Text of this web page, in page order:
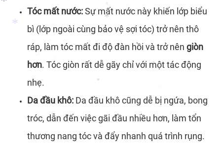
*
*
Tóc mất nước:Sự mất nước này khiến lớp biểu
bì (lớp ngoài cùng bảo vệ sợi tóc) trở nên thô
ráp, làm tóc mất đi độ đàn hồi và trở nên giòn
hơn. Tóc giòn rất dễ gãy chỉ với một tác động
nhẹ.
Da đầu khô: Da đầu khô cũng dễ bị ngứa, bong
tróc, dẫn đến việc gãi đầu nhiều hơn, làm tổn
thương nang tóc và đẩy nhanh quá trình rụng.